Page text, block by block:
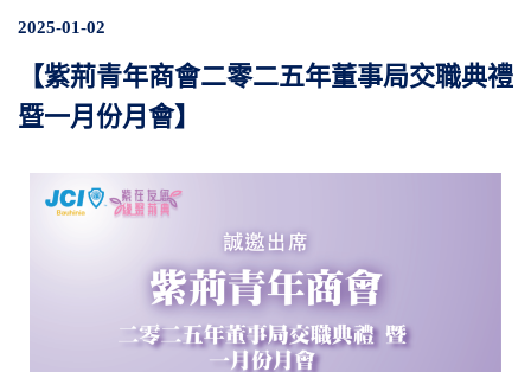
2025-01-02
【紫荊青年商會二零二五年董事局交職典禮
暨一月份月會】